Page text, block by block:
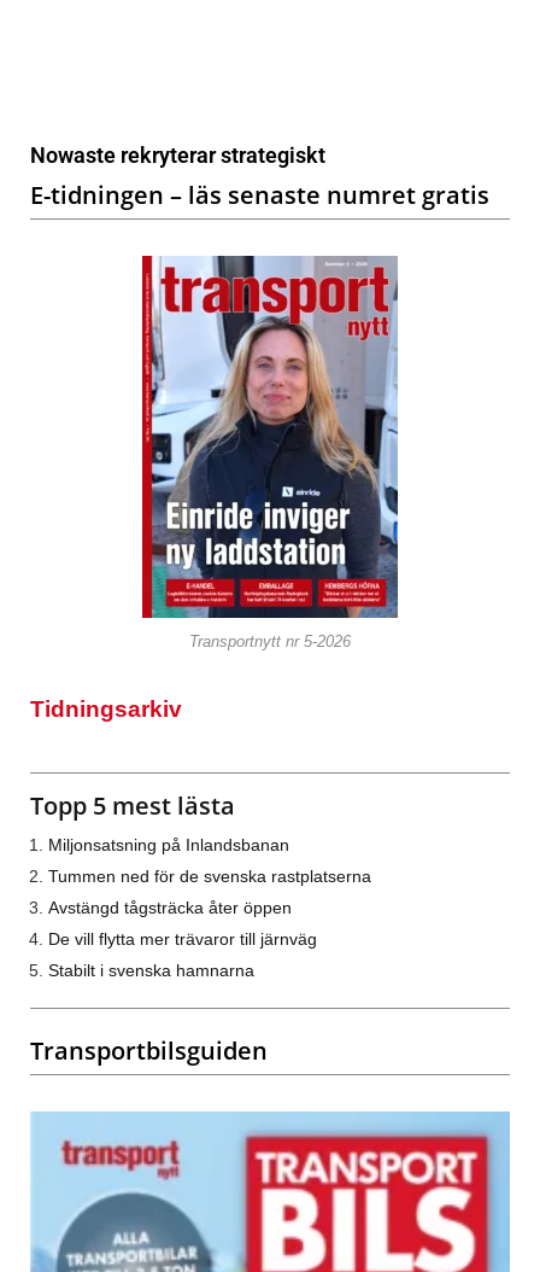
Nowaste rekryterar strategiskt
E-tidningen – läs senaste numret gratis
Transportnytt nr 5-2026
Tidningsarkiv
Topp 5 mest lästa
Miljonsatsning på Inlandsbanan
Tummen ned för de svenska rastplatserna
Avstängd tågsträcka åter öppen
De vill flytta mer trävaror till järnväg
Stabilt i svenska hamnarna
Transportbilsguiden